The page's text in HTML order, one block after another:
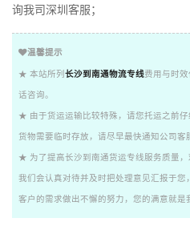
询我司深圳客服；
温馨提示
★ 本站所列 长沙到南通物流专线费用与时
话咨询。
★ 由于货运运输比较特殊，请您托运之前
货物需要临时存放，请尽早最快通知公司客
★ 为了提高长沙到南通货运专线服务质量，
我们会认真对待并及时把处理意见汇报于
客户的需求做出不懈的努力，您的满意就是